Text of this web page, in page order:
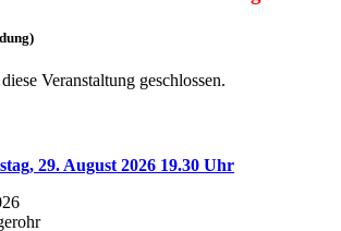
Veranstaltung geschlossen.
29. August 2026 19.30 Uhr